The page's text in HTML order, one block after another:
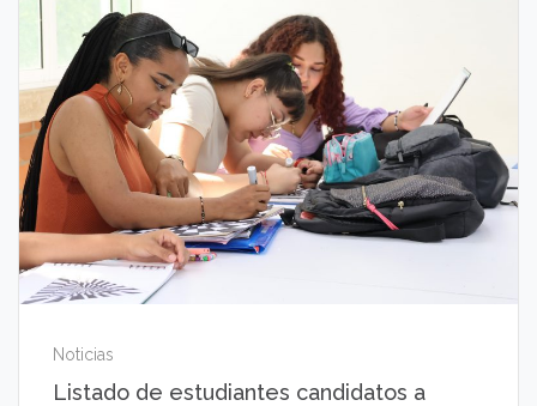
Noticias
Listado de estudiantes candidatos a